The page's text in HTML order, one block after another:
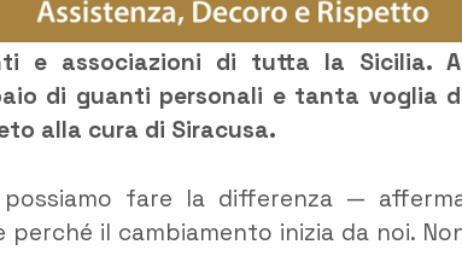
e associazioni di tutta la Sicilia.
di guanti personali e tanta voglia
alla cura di Siracusa.
fare la differenza —
il cambiamento inizia da noi.